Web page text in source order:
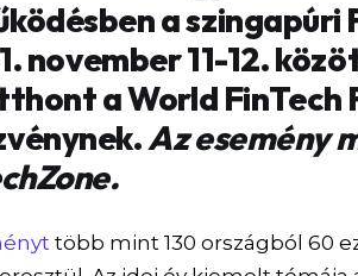
a szingapúri
november 11-12.
a World FinTech
Az esemény
több mint 130 országból 60